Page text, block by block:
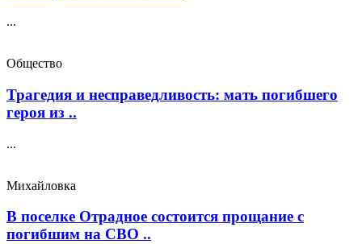
...
Общество
Трагедия и несправедливость: мать погибшего
героя из ..
...
Михайловка
В поселке Отрадное состоится прощание с
погибшим на СВО ..